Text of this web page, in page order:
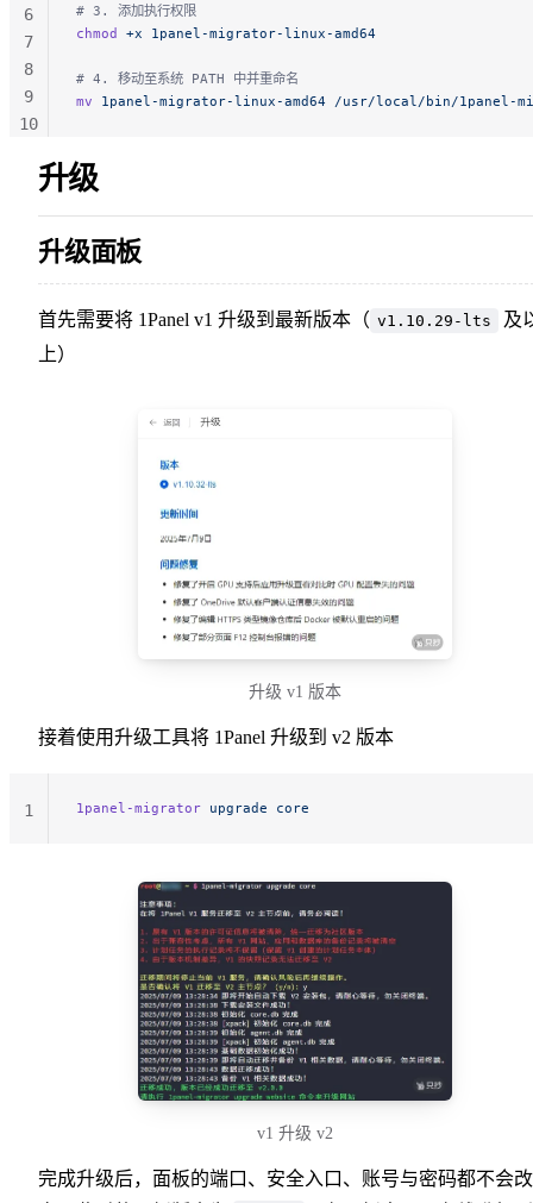
# 3. 添加执行权限
chmod +x 1panel-migrator-linux-amd64
# 4. 移动至系统 PATH 中并重命名
mv 1panel-migrator-linux-amd64 /usr/local/bin/1panel-
6
7
8
9
10
升级
升级面板
首先需要将 1Panel v1 升级到最新版本（ v1.10.29-lts
及
上）
升级 v1 版本
接着使用升级工具将 1Panel 升级到 v2 版本
1panel-migrator upgrade core
1
v1 升级 v2
完成升级后，面板的端口、安全入口、账号与密码都不会改